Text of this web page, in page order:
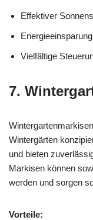
Effektiver
Vielfältige
7.
Wintergärten
und bieten
Markisen können
werden und sorgen
Vorteile: